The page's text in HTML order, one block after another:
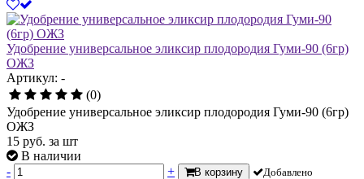
Удобрение универсальное эликсир плодородия Гуми-90 (6гр)
ОЖЗ
Артикул: -
(0)
Удобрение универсальное эликсир плодородия Гуми-90 (6гр)
ОЖЗ
15 руб. за шт
В наличии
-
+ В корзину Добавлено